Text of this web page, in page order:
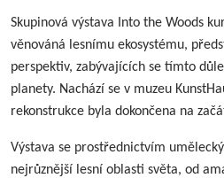
Skupinová výstava Into the Woods
věnováná lesnímu ekosystému,
perspektiv, zabývajících se tímto
planety. Nachází se v muzeu
rekonstrukce byla dokončena na
Výstava se prostřednictvím
nejrůznější lesní oblasti světa, od